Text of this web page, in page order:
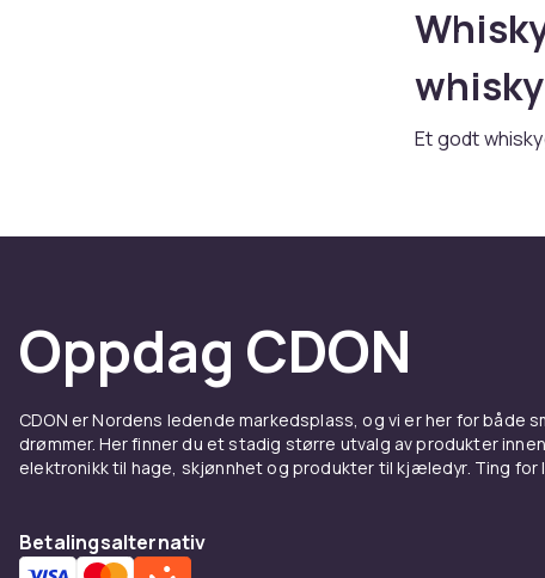
whisky
Et godt
bestemmer
Fashioned og
med en bred
et lite
Oppdag CDON
CDON er Nordens ledende markedsplass, og vi er her for både
drømmer. Her finner du et stadig større utvalg av produkter
elektronikk til hage, skjønnhet og produkter til kjæledyr. Ting
Betalingsalternativ